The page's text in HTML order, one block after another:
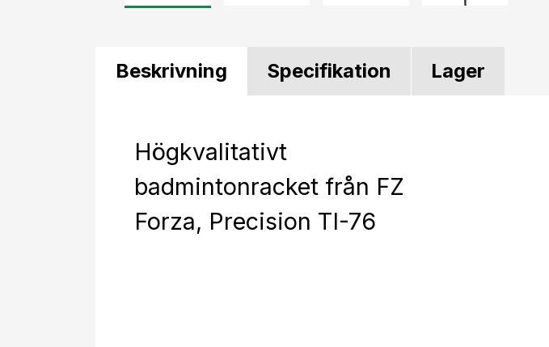
Beskrivning Specifikation Lager
Högkvalitativt
badmintonracket från FZ
Forza, Precision TI-76